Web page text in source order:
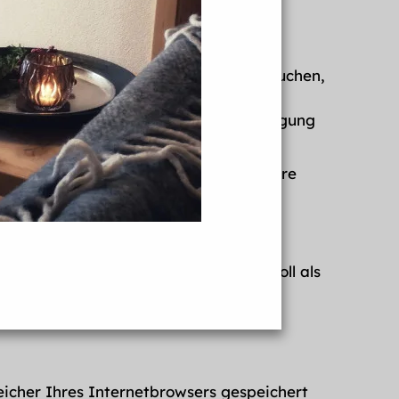
Wenn Sie unsere Webseite besuchen,
der aus Sie uns besuchen, die
sind für die technische Übertragung
dieser Daten erfolgt nicht.
auf unseren Servern gespeichert. Ihre
nicht.
bereit. Die OS-Plattform soll als
die aus Online-Kaufverträgen
Ihres Internetbrowsers gespeichert